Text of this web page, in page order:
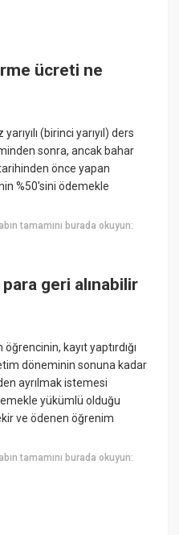
ücreti ne
(birinci yarıyıl) ders
sonra, ancak bahar
tarihinden önce yapan
%50'sini ödemekle
tamamını burada okuyun:
geri alınabilir
kayıt yaptırdığı
döneminin sonuna kadar
ayrılmak istemesi
yükümlü olduğu
ve ödenen öğrenim
tamamını burada okuyun: